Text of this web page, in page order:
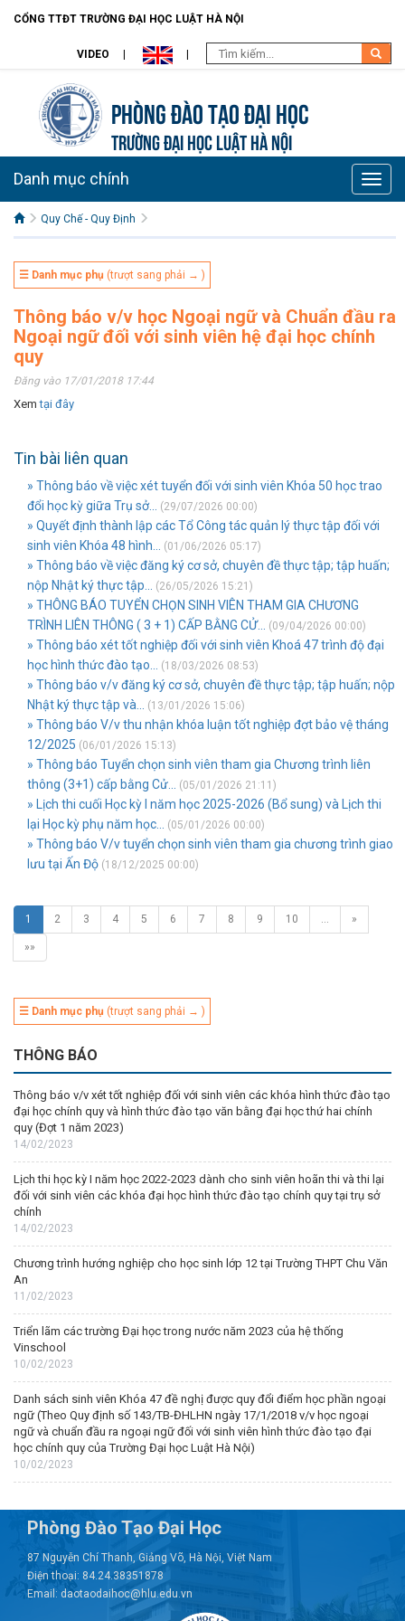
CỔNG TTĐT TRƯỜNG ĐẠI HỌC LUẬT HÀ NỘI
VIDEO
Phòng Đào Tạo đại học
TRƯỜNG ĐẠI HỌC LUẬT HÀ NỘI
Toggle
Danh mục chính
Quy Chế - Quy Định
☰ Danh mục phụ (trượt sang phải → )
Thông báo v/v học Ngoại ngữ và Chuẩn đầu ra
Ngoại ngữ đối với sinh viên hệ đại học chính
quy
Đăng vào 17/01/2018 17:44
Xemtại đây
Tin bài liên quan
» Thông báo về việc xét tuyển đối với sinh viên Khóa 50 học trao
đổi học kỳ giữa Trụ sở...
(29/07/2026 00:00)
» Quyết định thành lập các Tổ Công tác quản lý thực tập đối với
sinh viên Khóa 48 hình...
(01/06/2026 05:17)
» Thông báo về việc đăng ký cơ sở, chuyên đề thực tập; tập huấn;
nộp Nhật ký thực tập...
(26/05/2026 15:21)
» THÔNG BÁO TUYỂN CHỌN SINH VIÊN THAM GIA CHƯƠNG
TRÌNH LIÊN THÔNG ( 3 + 1) CẤP BẰNG CỬ...
(09/04/2026 00:00)
» Thông báo xét tốt nghiệp đối với sinh viên Khoá 47 trình độ đại
học hình thức đào tạo...
(18/03/2026 08:53)
» Thông báo v/v đăng ký cơ sở, chuyên đề thực tập; tập huấn; nộp
Nhật ký thực tập và...
(13/01/2026 15:06)
» Thông báo V/v thu nhận khóa luận tốt nghiệp đợt bảo vệ tháng
12/2025 (06/01/2026 15:13)
» Thông báo Tuyển chọn sinh viên tham gia Chương trình liên
thông (3+1) cấp bằng Cử...
(05/01/2026 21:11)
» Lịch thi cuối Học kỳ I năm học 2025-2026 (Bổ sung) và Lịch thi
lại Học kỳ phụ năm học...
(05/01/2026 00:00)
» Thông báo V/v tuyển chọn sinh viên tham gia chương trình giao
lưu tại Ấn Độ (18/12/2025 00:00)
1 2 3 4 5 6 7 8 9 10 … »
»»
☰ Danh mục phụ (trượt sang phải → )
THÔNG BÁO
Thông báo v/v xét tốt nghiệp đối với sinh viên các khóa hình thức đào tạo
đại học chính quy và hình thức đào tạo văn bằng đại học thứ hai chính
quy (Đợt 1 năm 2023)
14/02/2023
Lịch thi học kỳ I năm học 2022-2023 dành cho sinh viên hoãn thi và thi lại
đối với sinh viên các khóa đại học hình thức đào tạo chính quy tại trụ sở
chính
14/02/2023
Chương trình hướng nghiệp cho học sinh lớp 12 tại Trường THPT Chu Văn
An
11/02/2023
Triển lãm các trường Đại học trong nước năm 2023 của hệ thống
Vinschool
10/02/2023
Danh sách sinh viên Khóa 47 đề nghị được quy đổi điểm học phần ngoại
ngữ (Theo Quy định số 143/TB-ĐHLHN ngày 17/1/2018 v/v học ngoại
ngữ và chuẩn đầu ra ngoại ngữ đối với sinh viên hình thức đào tạo đại
học chính quy của Trường Đại học Luật Hà Nội)
10/02/2023
Phòng Đào Tạo Đại Học
87 Nguyễn Chí Thanh, Giảng Võ, Hà Nội, Việt Nam
Điện thoại: 84.24.38351878
Email: daotaodaihoc@hlu.edu.vn